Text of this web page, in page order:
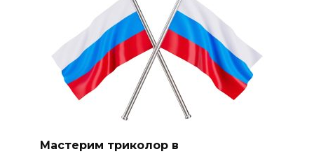
Мастерим триколор в